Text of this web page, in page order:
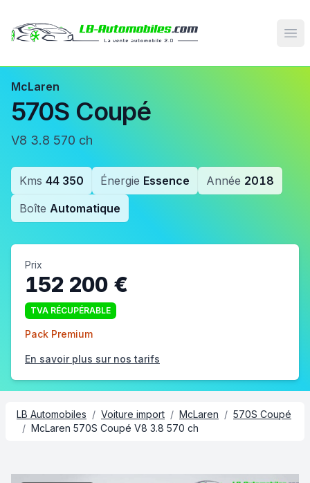
McLaren
570S Coupé
V8 3.8 570 ch
Kms 44 350 Énergie Essence Année 2018
Boîte Automatique
Prix
152 200 €
TVA RÉCUPÉRABLE
Pack Premium
En savoir plus sur nos tarifs
LB Automobiles / Voiture import / McLaren / 570S Coupé
/ McLaren 570S Coupé V8 3.8 570 ch